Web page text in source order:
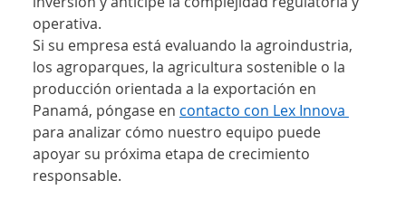
operativa.
Si su empresa está evaluando la agroindustria,
los agroparques, la agricultura sostenible o la
producción orientada a la exportación en
Panamá, póngase en contacto con Lex Innova
para analizar cómo nuestro equipo puede
apoyar su próxima etapa de crecimiento
responsable.